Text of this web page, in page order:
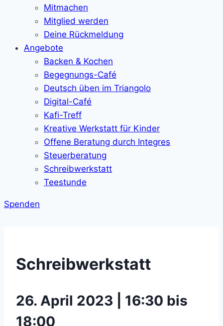
Mitmachen
Mitglied werden
Deine Rückmeldung
Angebote
Backen & Kochen
Begegnungs-Café
Deutsch üben im Triangolo
Digital-Café
Kafi-Treff
Kreative Werkstatt für Kinder
Offene Beratung durch Integres
Steuerberatung
Schreibwerkstatt
Teestunde
Spenden
Schreibwerkstatt
26. April 2023 | 16:30 bis
18:00